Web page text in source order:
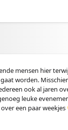
mensen hier
worden.
ook al jaren
leuke
een paar weekjes